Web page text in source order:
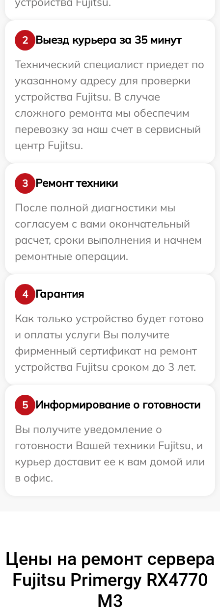
2
Выезд курьера за 35 минут
Технический специалист приедет по
указанному адресу для проверки
устройства Fujitsu. В случае
сложного ремонта мы обеспечим
перевозку за наш счет в сервисный
центр Fujitsu.
3
Ремонт техники
После полной диагностики мы
согласуем с вами окончательный
расчет, сроки выполнения и начнем
ремонтные операции.
4
Гарантия
Как только устройство будет готово
и оплаты услуги Вы получите
фирменный сертификат на ремонт
устройства Fujitsu сроком до 3 лет.
5
Информирование о готовности
Вы получите уведомление о
готовности Вашей техники Fujitsu, и
курьер доставит ее к вам домой или
в офис.
Цены на ремонт сервера
Fujitsu Primergy RX4770
M3